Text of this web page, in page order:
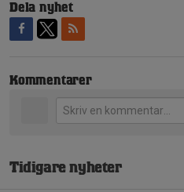
Dela nyhet
Kommentarer
Tidigare nyheter